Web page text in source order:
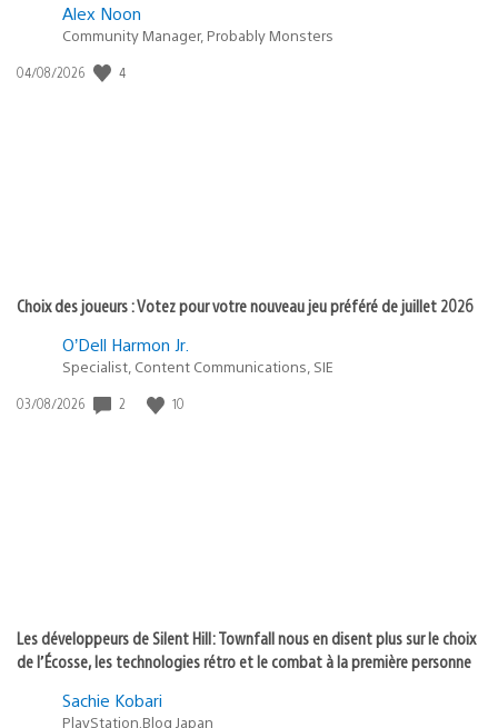
Alex Noon
Community Manager, Probably Monsters
Date
04/08/2026 4
Choix des joueurs : Votez pour votre nouveau jeu préféré de juillet 2026
O’Dell Harmon Jr.
Specialist, Content Communications, SIE
Date
03/08/2026 2 10
Les développeurs de Silent Hill: Townfall nous en disent plus sur le choix
de l’Écosse, les technologies rétro et le combat à la première personne
Sachie Kobari
PlayStation.Blog Japan